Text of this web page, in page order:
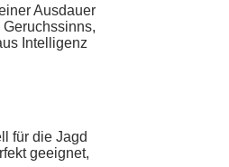
Ausdauer
Intelligenz
für die Jagd
geeignet,